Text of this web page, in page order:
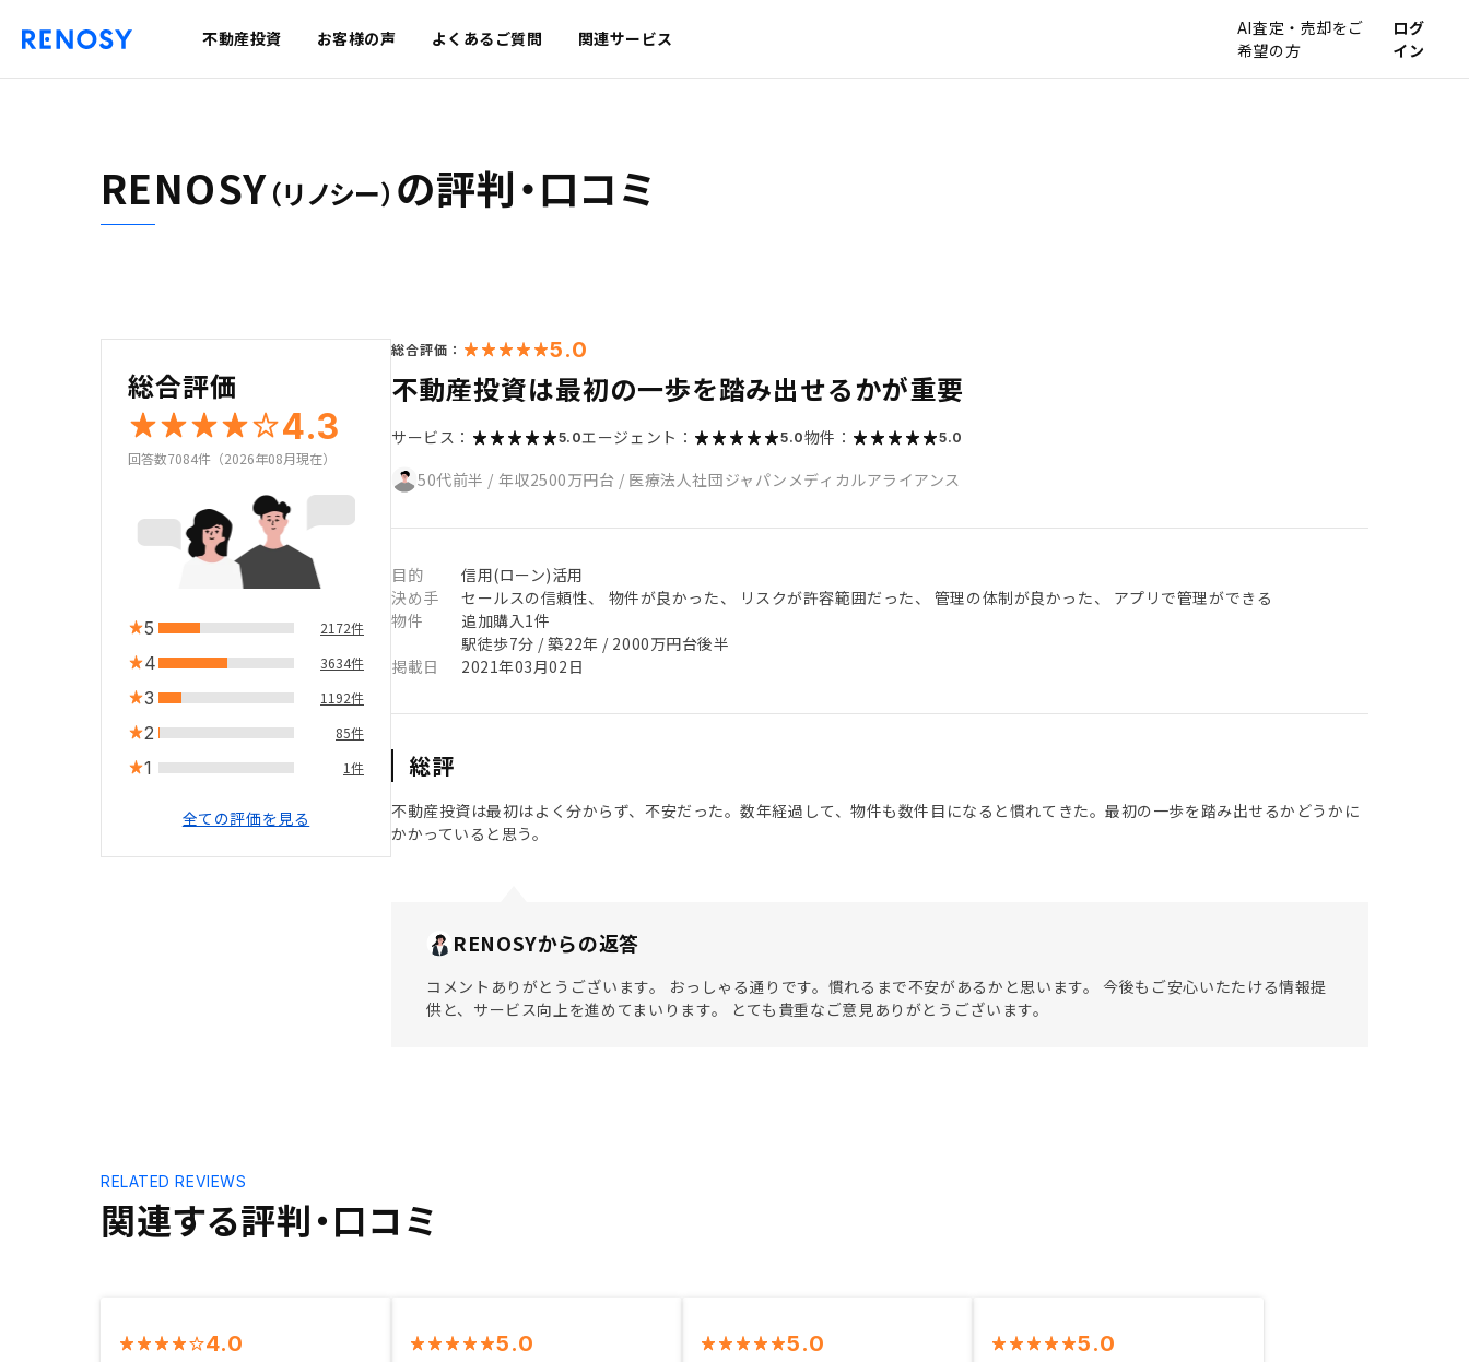
不動産投資 お客様の声 よくあるご質問 関連サービス
AI査定・売却をご
希望の方
ログ
イン
RENOSY（リノシー） の評判・口コミ
総合評価
4.3
回答数7084件（2026年08月現在）
5 2172件
4 3634件
3 1192件
2 85件
1 1件
全ての評価を見る
総合評価： 5.0
不動産投資は最初の一歩を踏み出せるかが重要
サービス： 5.0エージェント： 5.0物件： 5.0
50代前半 / 年収2500万円台 / 医療法人社団ジャパンメディカルアライアンス
目的
信用(ローン)活用
決め手
セールスの信頼性、 物件が良かった、 リスクが許容範囲だった、 管理の体制が良かった、 アプリで管理ができる
物件
追加購入1件
駅徒歩7分 / 築22年 / 2000万円台後半
掲載日
2021年03月02日
総評
不動産投資は最初はよく分からず、不安だった。数年経過して、物件も数件目になると慣れてきた。最初の一歩を踏み出せるかどうかに
かかっていると思う。
RENOSYからの返答
コメントありがとうございます。 おっしゃる通りです。慣れるまで不安があるかと思います。 今後もご安心いたたける情報提
供と、サービス向上を進めてまいります。 とても貴重なご意見ありがとうございます。
関連する評判・口コミ
RELATED REVIEWS
4.0 5.0 5.0 5.0